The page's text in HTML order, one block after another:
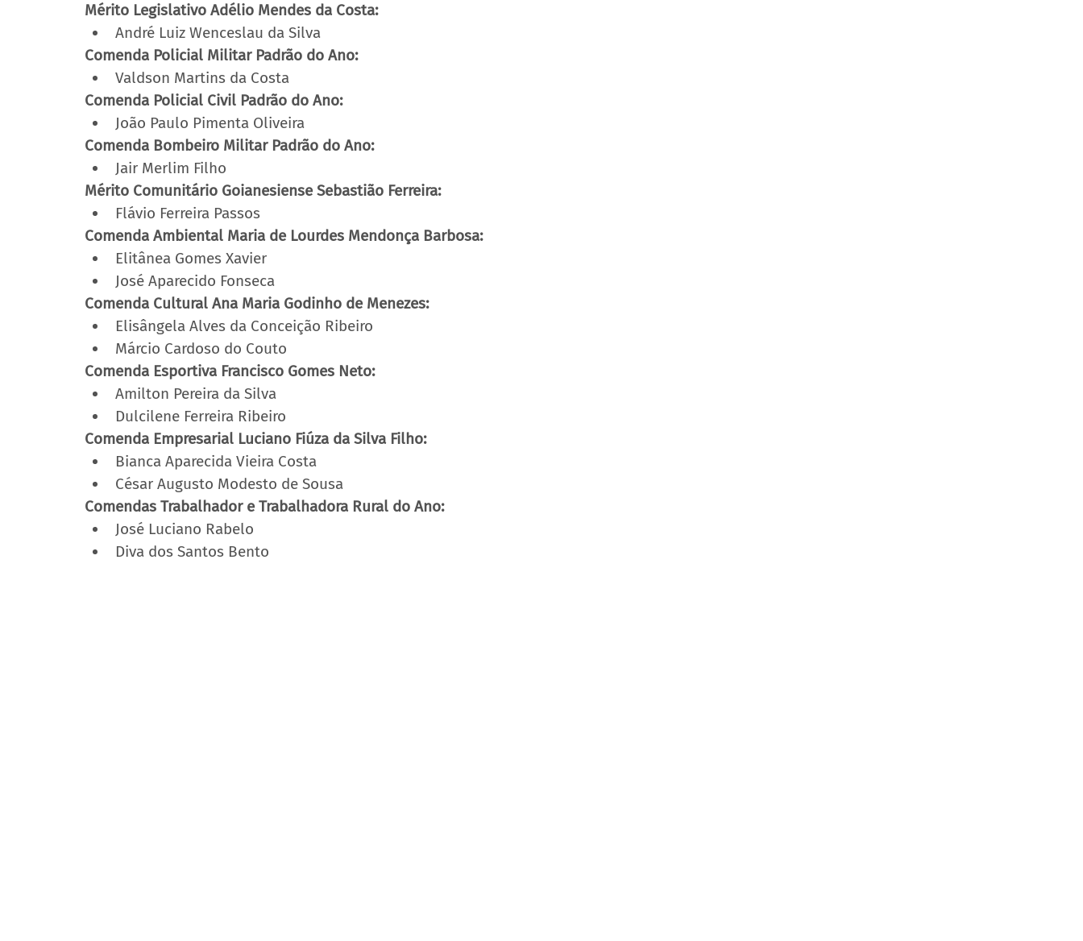
Mérito Legislativo Adélio Mendes da Costa:
André Luiz Wenceslau da Silva
Comenda Policial Militar Padrão do Ano:
Valdson Martins da Costa
Comenda Policial Civil Padrão do Ano:
João Paulo Pimenta Oliveira
Comenda Bombeiro Militar Padrão do Ano:
Jair Merlim Filho
Mérito Comunitário Goianesiense Sebastião Ferreira:
Flávio Ferreira Passos
Comenda Ambiental Maria de Lourdes Mendonça Barbosa:
Elitânea Gomes Xavier
José Aparecido Fonseca
Comenda Cultural Ana Maria Godinho de Menezes:
Elisângela Alves da Conceição Ribeiro
Márcio Cardoso do Couto
Comenda Esportiva Francisco Gomes Neto:
Amilton Pereira da Silva
Dulcilene Ferreira Ribeiro
Comenda Empresarial Luciano Fiúza da Silva Filho:
Bianca Aparecida Vieira Costa
César Augusto Modesto de Sousa
Comendas Trabalhador e Trabalhadora Rural do Ano:
José Luciano Rabelo
Diva dos Santos Bento